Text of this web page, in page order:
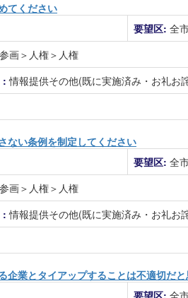
てください
要望区: 全
画＞人権＞人権
:情報提供その他(既に実施済み・お礼お
ない条例を制定してください
要望区: 全
画＞人権＞人権
:情報提供その他(既に実施済み・お礼お
企業とタイアップすることは不適切だ
要望区: 全